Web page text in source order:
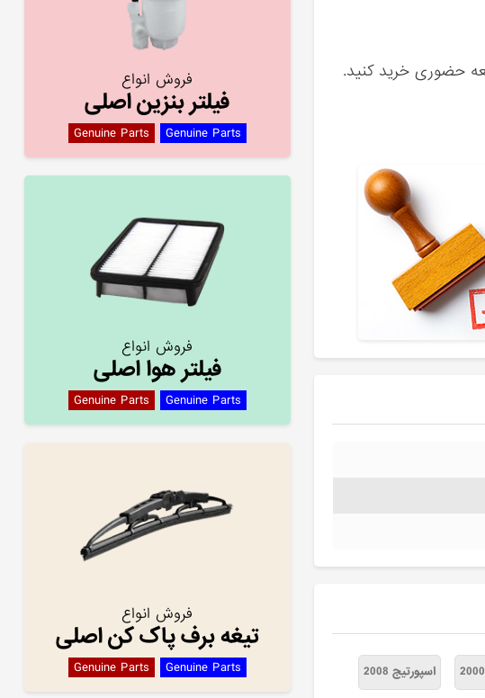
حضوری خرید کنید.
اسپورتیج 2008
فروش انواع
فیلتر بنزین اصلی
Genuine Parts Genuine Parts
فروش انواع
فیلتر هوا اصلی
Genuine Parts Genuine Parts
فروش انواع
تیغه برف پاک کن اصلی
Genuine Parts Genuine Parts